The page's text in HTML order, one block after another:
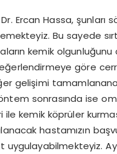
Ercan Hassa, şunları
Bu sayede
kemik
göre
gelişimi
sonrasında ise
ile kemik köprüler
hastamızın
uygulayabilmekteyiz.